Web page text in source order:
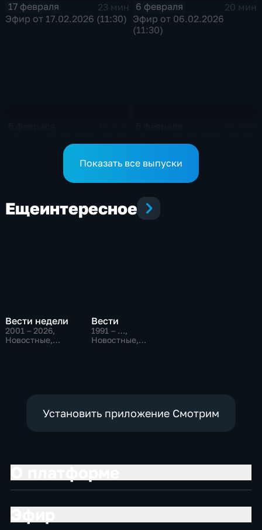
17 февраля
23 мин
Эфир от 17.02.2026 (11:30)
6 февраля
20 мин
Эфир от 06.02.2026
(11:30)
Показать все выпуски
Ещеинтересное
Вести недели
2001 – 2026,
Новостные,
Вести
1991 – …,
Новостные,
Установить приложение Смотрим